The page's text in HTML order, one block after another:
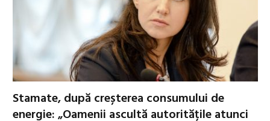
Stamate, după creșterea consumului de
energie: „Oamenii ascultă autoritățile atunci